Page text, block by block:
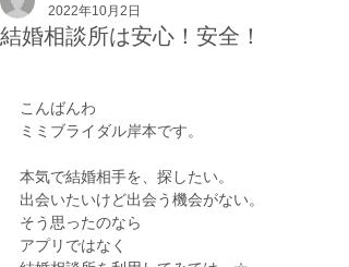
結婚相談所は安心！安全！
2022年10月2日
こんばんわ
ミミブライダル岸本です。
本気で結婚相手を、探したい。
出会いたいけど出会う機会がない。
そう思ったのなら
アプリではなく